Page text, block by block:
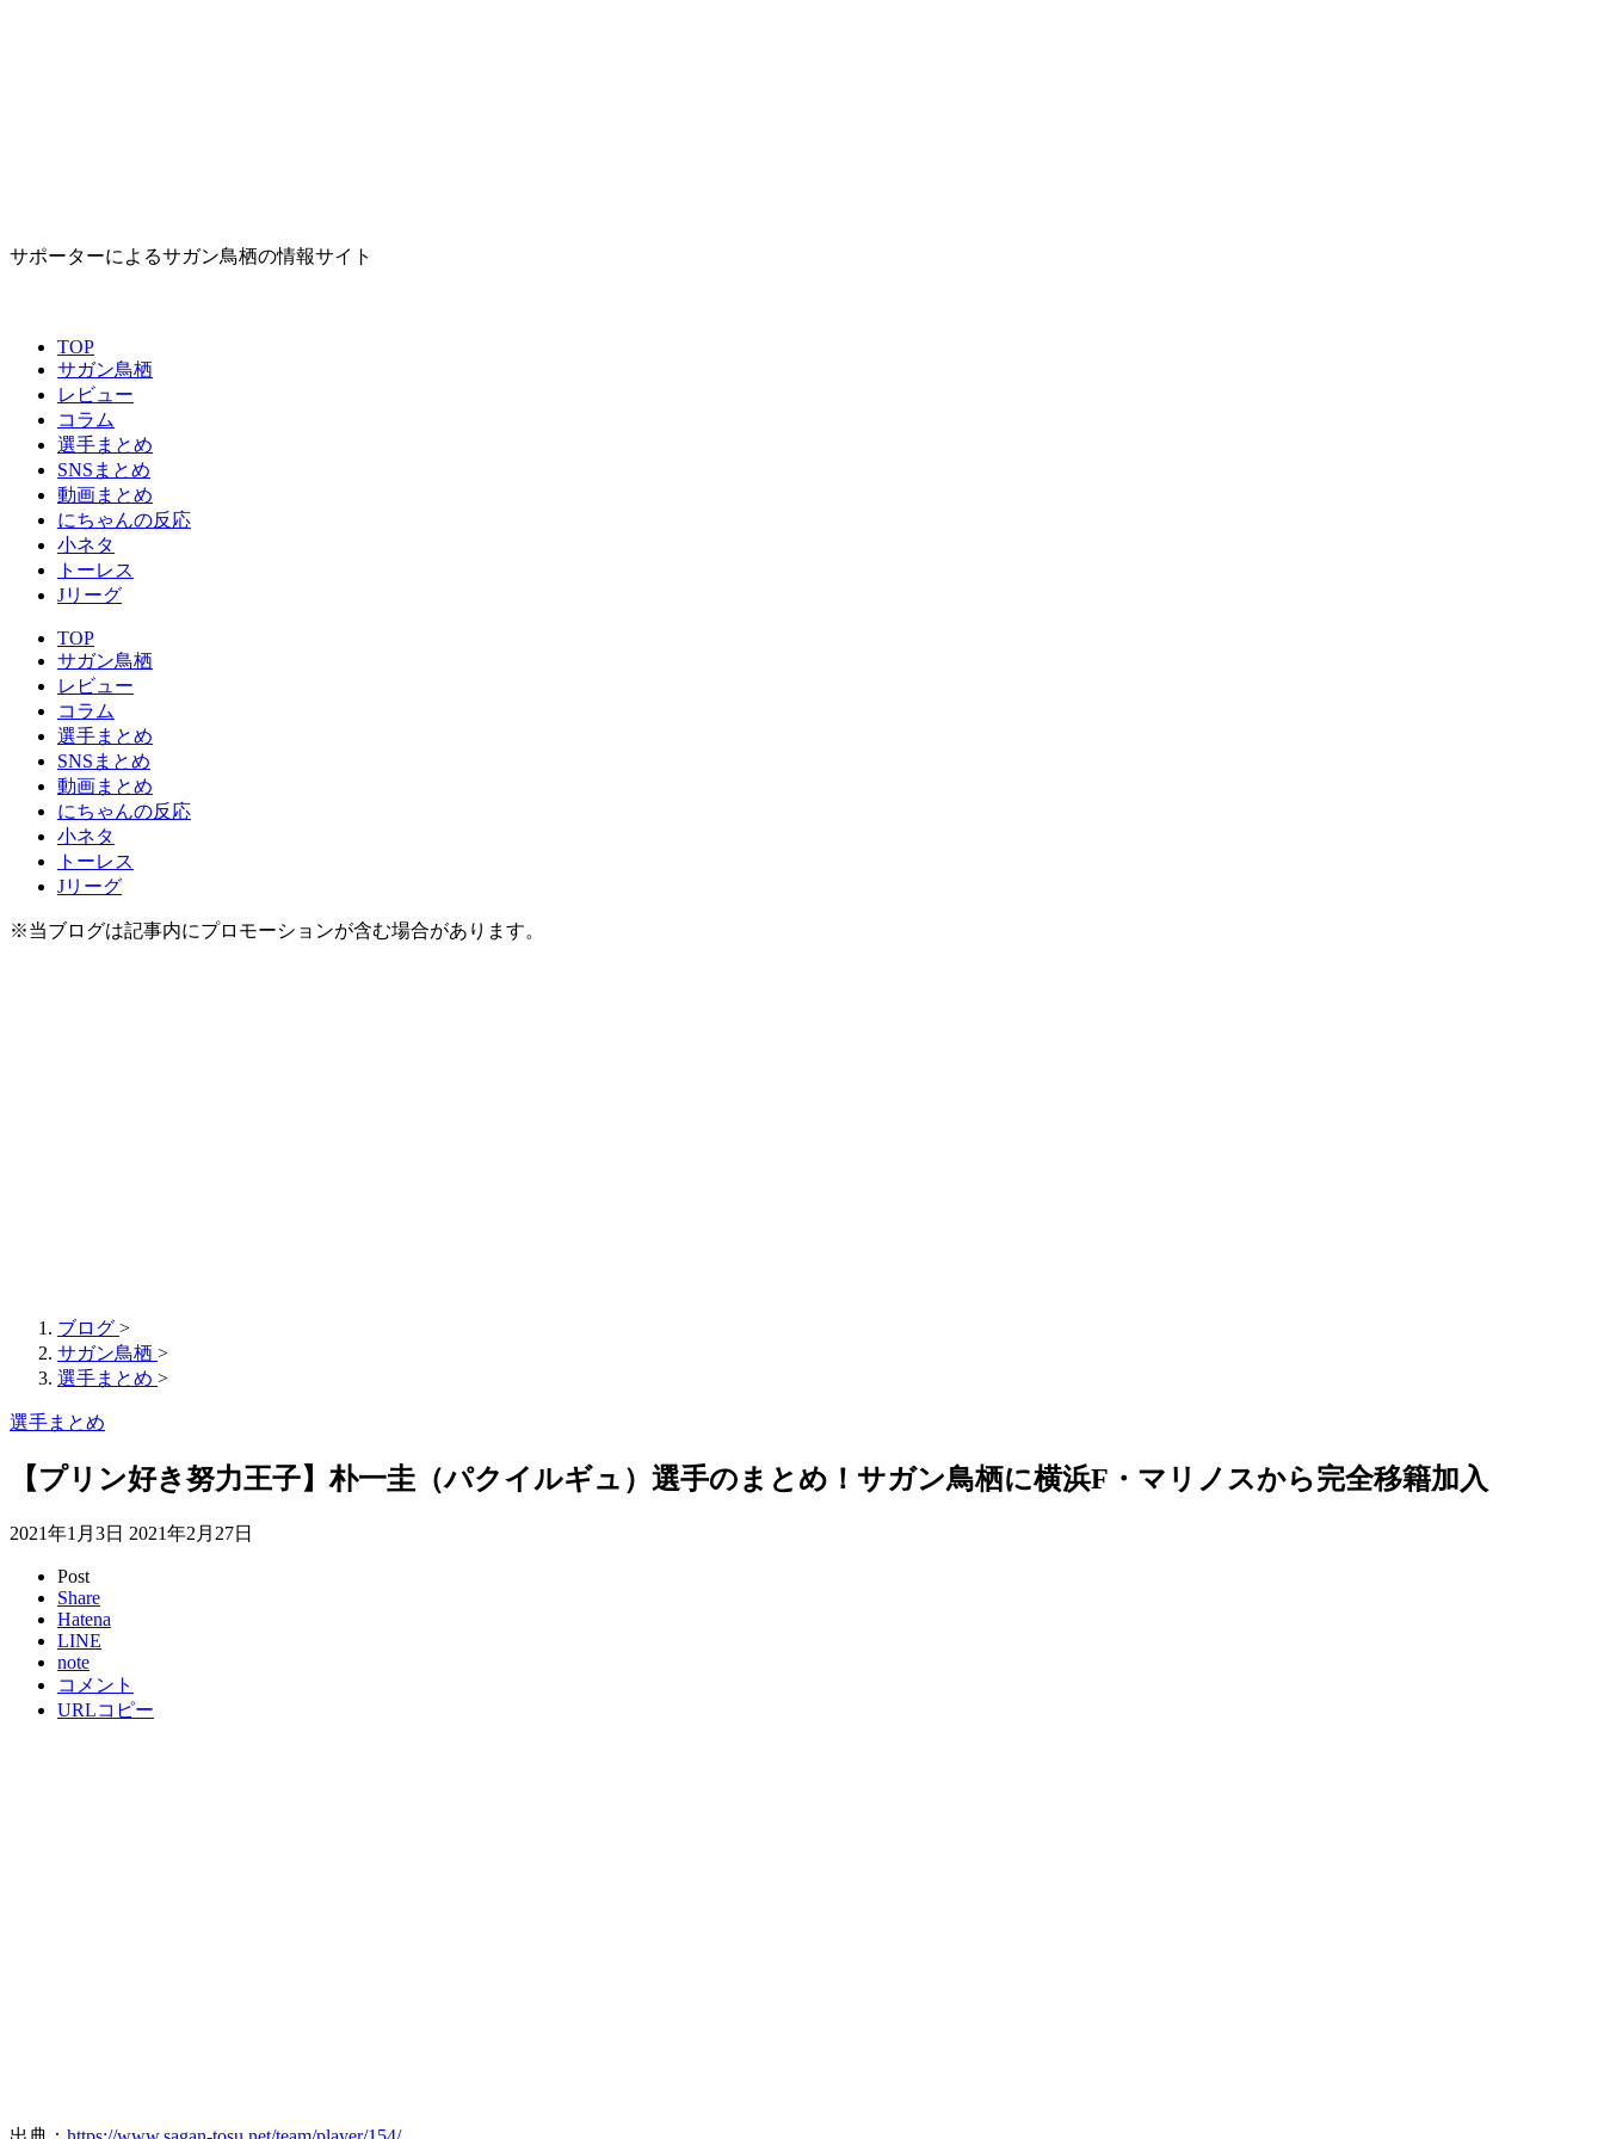
サポーターによるサガン鳥栖の情報サイト
TOP
サガン鳥栖
レビュー
コラム
選手まとめ
SNSまとめ
動画まとめ
にちゃんの反応
小ネタ
トーレス
Jリーグ
TOP
サガン鳥栖
レビュー
コラム
選手まとめ
SNSまとめ
動画まとめ
にちゃんの反応
小ネタ
トーレス
Jリーグ
※当ブログは記事内にプロモーションが含む場合があります。
ブログ >
サガン鳥栖 >
選手まとめ >
選手まとめ
【プリン好き努力王子】朴一圭（パクイルギュ）選手のまとめ！サガン鳥栖に横浜F・マリノスから完全移籍加入
2021年1月3日 2021年2月27日
Post
Share
Hatena
LINE
note
コメント
URLコピー